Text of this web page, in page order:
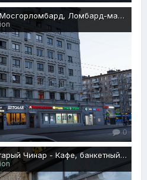
Офисные здания, Мосгорломбард, Ломбард-магазин кожи и меха, Краснопрудная ул., 22-24, Москва, 27.05.2018 г..JPG
0
Жилые здания, Старый Чинар - Кафе, банкетный зал, Краснопрудная ул., 22-24, Москва, 27.05.2018 г..JPG